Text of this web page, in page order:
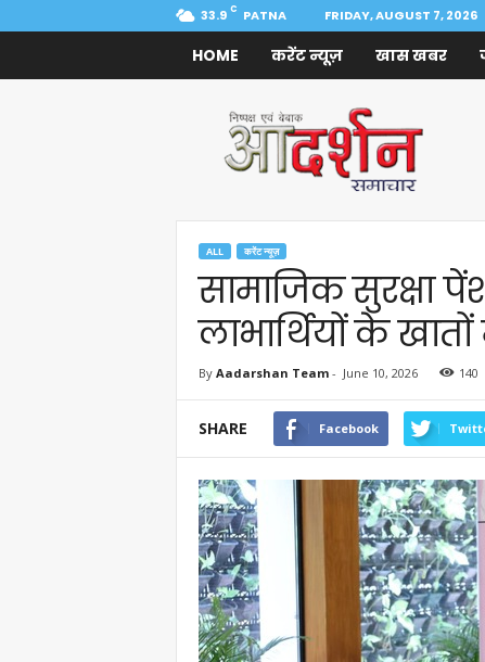
33.9 C PATNA FRIDAY, AUGUST 7, 2026
HOME करेंट न्यूज़ खास खबर
Samachar
ALL करेंट न्यूज़
सामाजिक सुरक्षा
लाभार्थियों के
By Aadarshan Team- June 10, 2026 140
SHARE Facebook